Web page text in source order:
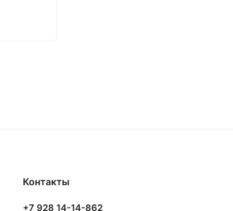
Контакты
+7 928 14-14-862